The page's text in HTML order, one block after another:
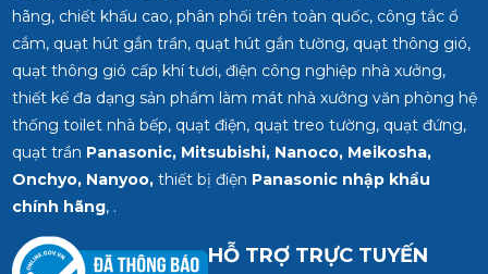
hãng, chiết khấu cao, phân phối trên toàn quốc, công tắc ổ
cắm, quạt hút gắn trần, quạt hút gắn tường, quạt thông gió,
quạt thông gió cấp khí tươi, điện công nghiệp nhà xưởng,
thiết kế đa dạng sản phẩm làm mát nhà xưởng văn phòng hệ
thống toilet nhà bếp, quạt điện, quạt treo tường, quạt đứng,
quạt trần Panasonic, Mitsubishi, Nanoco, Meikosha,
Onchyo, Nanyoo,thiết bị điện Panasonic nhập khẩu
chính hãng, .
HỖ TRỢ TRỰC TUYẾN